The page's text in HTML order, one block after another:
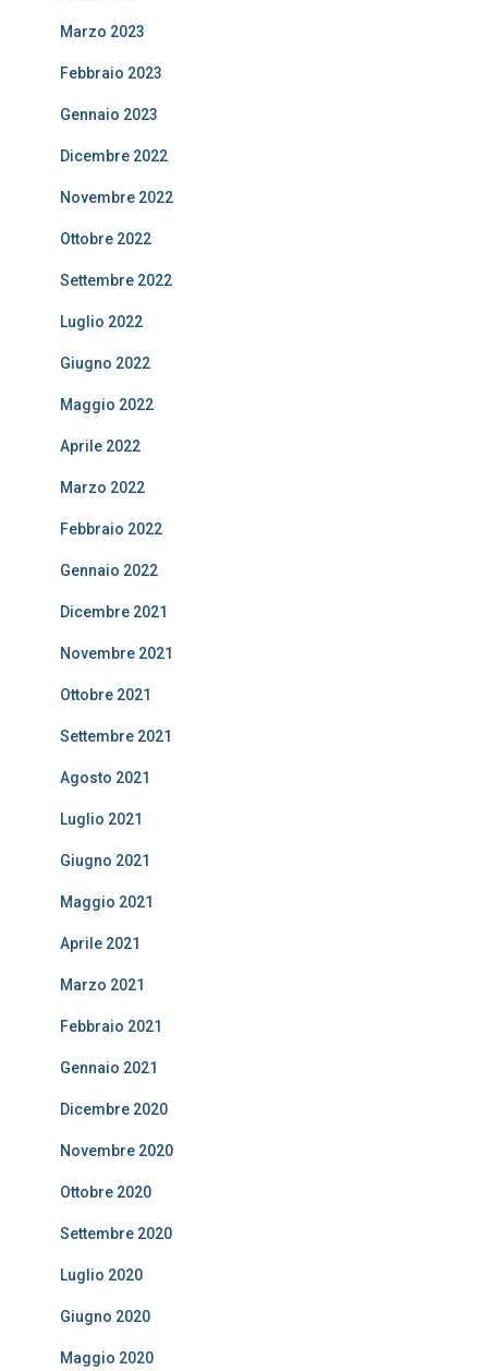
Marzo 2023
Febbraio 2023
Gennaio 2023
Dicembre 2022
Novembre 2022
Ottobre 2022
Settembre 2022
Luglio 2022
Giugno 2022
Maggio 2022
Aprile 2022
Marzo 2022
Febbraio 2022
Gennaio 2022
Dicembre 2021
Novembre 2021
Ottobre 2021
Settembre 2021
Agosto 2021
Luglio 2021
Giugno 2021
Maggio 2021
Aprile 2021
Marzo 2021
Febbraio 2021
Gennaio 2021
Dicembre 2020
Novembre 2020
Ottobre 2020
Settembre 2020
Luglio 2020
Giugno 2020
Maggio 2020